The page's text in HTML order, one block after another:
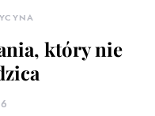
który nie